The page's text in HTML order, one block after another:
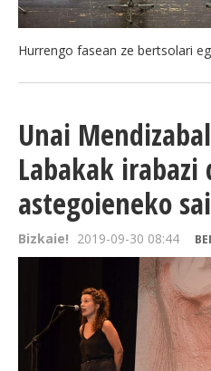
Hurrengo fasean ze bertsolari
Unai
Labakak irabazi
astegoieneko
Bizkaie! 2019-09-30 08:44